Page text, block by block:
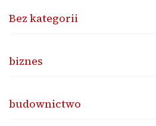
Bez kategorii
biznes
budownictwo